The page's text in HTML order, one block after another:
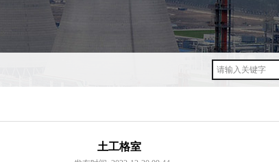
土工格室